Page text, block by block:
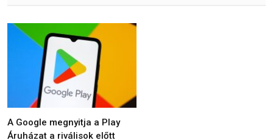
A Google megnyitja a Play
Áruházat a riválisok előtt